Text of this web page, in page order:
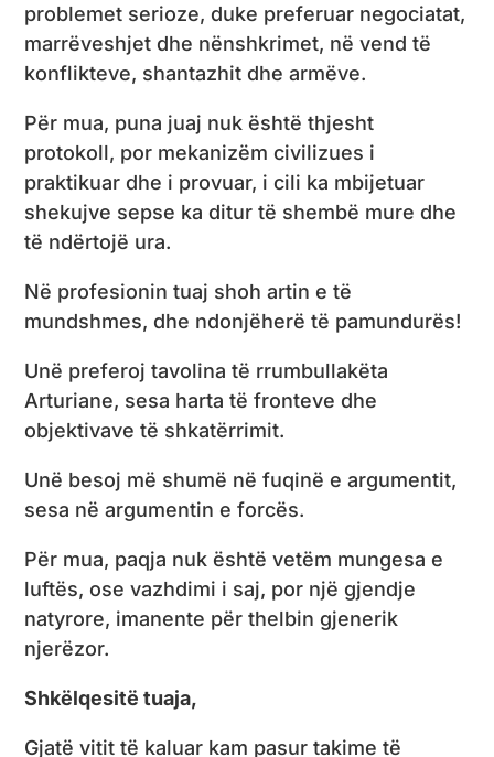
problemet serioze, duke preferuar negociatat,
marrëveshjet dhe nënshkrimet, në vend të
konflikteve, shantazhit dhe armëve.
Për mua, puna juaj nuk është thjesht
protokoll, por mekanizëm civilizues i
praktikuar dhe i provuar, i cili ka mbijetuar
shekujve sepse ka ditur të shembë mure dhe
të ndërtojë ura.
Në profesionin tuaj shoh artin e të
mundshmes, dhe ndonjëherë të pamundurës!
Unë preferoj tavolina të rrumbullakëta
Arturiane, sesa harta të fronteve dhe
objektivave të shkatërrimit.
Unë besoj më shumë në fuqinë e argumentit,
sesa në argumentin e forcës.
Për mua, paqja nuk është vetëm mungesa e
luftës, ose vazhdimi i saj, por një gjendje
natyrore, imanente për thelbin gjenerik
njerëzor.
Shkëlqesitë tuaja,
Gjatë vitit të kaluar kam pasur takime të